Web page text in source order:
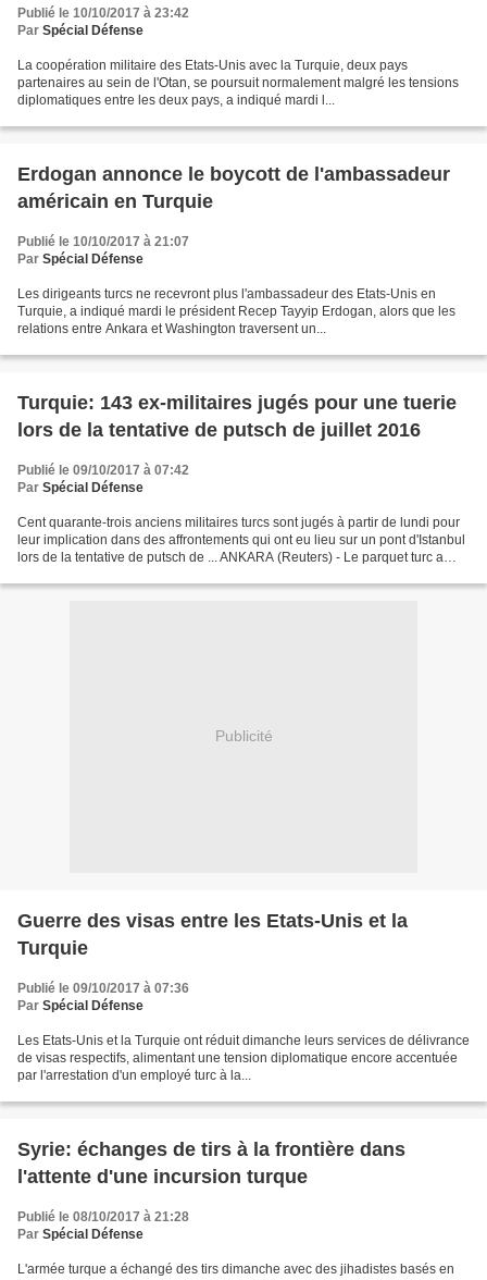
Publié le 10/10/2017 à 23:42
Par Spécial Défense
La coopération militaire des Etats-Unis avec la Turquie, deux pays
partenaires au sein de l'Otan, se poursuit normalement malgré les tensions
diplomatiques entre les deux pays, a indiqué mardi l...
Erdogan annonce le boycott de l'ambassadeur
américain en Turquie
Publié le 10/10/2017 à 21:07
Par Spécial Défense
Les dirigeants turcs ne recevront plus l'ambassadeur des Etats-Unis en
Turquie, a indiqué mardi le président Recep Tayyip Erdogan, alors que les
relations entre Ankara et Washington traversent un...
Turquie: 143 ex-militaires jugés pour une tuerie
lors de la tentative de putsch de juillet 2016
Publié le 09/10/2017 à 07:42
Par Spécial Défense
Cent quarante-trois anciens militaires turcs sont jugés à partir de lundi pour
leur implication dans des affrontements qui ont eu lieu sur un pont d'Istanbul
lors de la tentative de putsch de ... ANKARA (Reuters) - Le parquet turc a
Publicité
Guerre des visas entre les Etats-Unis et la
Turquie
Publié le 09/10/2017 à 07:36
Par Spécial Défense
Les Etats-Unis et la Turquie ont réduit dimanche leurs services de délivrance
de visas respectifs, alimentant une tension diplomatique encore accentuée
par l'arrestation d'un employé turc à la...
Syrie: échanges de tirs à la frontière dans
l'attente d'une incursion turque
Publié le 08/10/2017 à 21:28
Par Spécial Défense
L'armée turque a échangé des tirs dimanche avec des jihadistes basés en